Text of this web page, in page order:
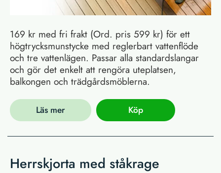
169 kr med fri frakt (Ord. pris 599 kr) för ett
högtrycksmunstycke med reglerbart vattenflöde
och tre vattenlägen. Passar alla standardslangar
och gör det enkelt att rengöra uteplatsen,
balkongen och trädgårdsmöblerna.
Läs mer Köp
Herrskjorta med ståkrage